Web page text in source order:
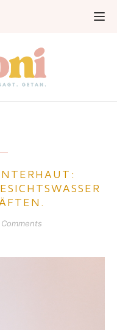
Comments